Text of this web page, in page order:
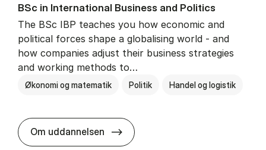
BSc in In­ter­na­tion­al Busi­ness and Polit­ics
The BSc IBP teaches you how economic and
political forces shape a globalising world - and
how companies adjust their business strategies
and working methods to…
Økonomi og matematik Politik Handel og logistik
Om uddannelsen BSc in In­ter­na­tion­al Busi­ness